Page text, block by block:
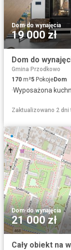
Dom·do wynajęcia
19 000 zł
Dom do
Gmina Przodkowo
170 m²5 PokojeDom
·Wyposażona
Zaktualizowano 2 dni
Dom·do wynajęcia
21 000 zł
Cały obiekt na